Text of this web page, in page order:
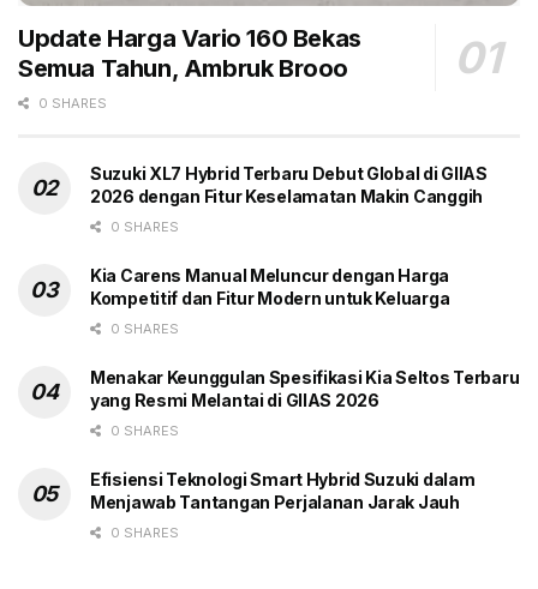
Update Harga Vario 160 Bekas
Semua Tahun, Ambruk Brooo
0 SHARES
Suzuki XL7 Hybrid Terbaru Debut Global di GIIAS
2026 dengan Fitur Keselamatan Makin Canggih
0 SHARES
Kia Carens Manual Meluncur dengan Harga
Kompetitif dan Fitur Modern untuk Keluarga
0 SHARES
Menakar Keunggulan Spesifikasi Kia Seltos Terbaru
yang Resmi Melantai di GIIAS 2026
0 SHARES
Efisiensi Teknologi Smart Hybrid Suzuki dalam
Menjawab Tantangan Perjalanan Jarak Jauh
0 SHARES